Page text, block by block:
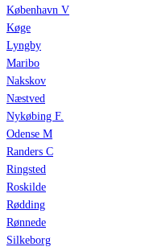
København V
Køge
Lyngby
Maribo
Nakskov
Næstved
Nykøbing F.
Odense M
Randers C
Ringsted
Roskilde
Rødding
Rønnede
Silkeborg